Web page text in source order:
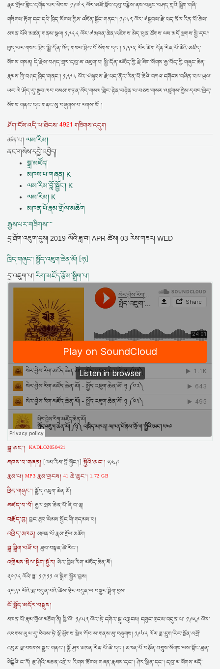
རྣམ་གྲོལ་གླིང་དགོན་པར་ཕེབས། ༡༩༧༨ ལོར་མཐོ་སློབ་དབུ་བརྙེས་ནས་བཟུང་བཤད་གྲྭའི་སྒྲིག་གཞི་
གཟིགས་རྟོག་དང་དཔེ་ཁྲིད་སོགས་ཀྱིས་འཛིན་སྐྱོང་གནང་། ༡༩༨༣ ལོར་༧སྐྱབས་རྗེ་པད་ནོར་རིན་པོ་ཆེས་
མཁན་པོའི་མཚན་གནས་སྩལ། ༡༩༨༨ ལོར་༧མཁན་ཆེན་འཇིགས་མེད་ཕུན་ཚོགས་ལས་མདོ་སྔགས་སྤྱི་དང་།
ཁྱད་པར་གསང་སྙིང་སྤྱི་དོན་འོད་གསལ་སྙིང་པོ་སོགས་དང་། ༡༩༩༢ ལོར་ཚིག་དོན་རིན་པོ་ཆེའི་མཛོད་
སོགས་གསན། དེ་རྗེས་བཤད་གྲྭར་དབུ་མ་འཇུག་པ། སྤྱི་དོན་མཛོད་ཀྱི་ལྡེ་མིག་སོགས་རྒྱ་བོད་ཀྱི་གཞུང་ཆེན་
རྣམས་ཀྱི་བཤད་ཁྲིད་གནང་། ༡༩༩༨ ལོར་༧སྐྱབས་རྗེ་པད་ནོར་རིན་པོ་ཆེའི་བཀའ་དགོངས་བཞིན་བལ་ཡུལ་
ཡང་ལེ་ཤོད་དུ་སྒྲུབ་ཁང་བསམ་གཏན་འོད་གསལ་གླིང་རྟེན་བརྟེན་པ་བཅས་གསར་འཛུགས་ཀྱིས་དབང་ཁྲིད་
སོགས་གནང་དང་གནང་སུ་བཞུགས་པ་ལགས་སོ། །
ཤོག་ངོས་འདི་ལ་ཐེངས་4921 གཟིགས་འདུག
ཚན་པ། ལམ་རིམ།
ནང་གསེས་དབྱེ་འབྱེད།
སྒྲ་མཛོད།
མཁས་པ་གཞན། K
ལམ་རིམ་བློ་སྦྱོང་། K
ལམ་རིམ། K
མཁན་པོ་རྣམ་གྲོལ་མཆོག
རྒྱས་པར་གཟིགས་་་་
དྲ་ཐོག་འཇུག་དུས། 2019 ལོའི་ཟླ་བ། APR ཚེས། 03 རེས་གཟའ། WED
ཁྲིད་གཞུང་། སྤྱོད་འཇུག་ཆེན་མོ། [ཉ]
དྲ་འཇུག་པ། རིག་མཛོད་རྩོམ་སྒྲིག་པ།
སྒྲ་ཨང་། KADLO2050421
མཁས་པ་གཞན། [ལམ་རིམ་བློ་སྦྱོང་།] སྤྱིའི་ཨང་། ༥༤༩
རྣམ་པ། MP3 རྣམ་གྲངས། 41 ཆེ་ཆུང་། 1.72 GB
ཁྲིད་གཞུང་། སྤྱོད་འཇུག་ཆེན་མོ།
མཛད་པ་པོ། རྒྱལ་སྲས་ཆེན་པོ་ཞི་བ་ལྷ།
བརྗོད་བྱ། བྱང་ཆུབ་སེམས་སྦྱོང་གི་གདམས་པ།
འཁྲིད་མཁན། མཁན་པོ་རྣམ་གྲོལ་མཆོག
སྒྲ་སྒྲིག་བཟོ་བ། ཐུབ་བསྟན་ཚེ་རིང་།
འགྲེམས་སྤེལ་སྒྲིག་སྦྱོར། སེར་བྱེས་རིག་མཛོད་ཆེན་མོ།
༢༠༡༨ ལོའི་ཟླ་ ༡༡།༡༡ ལ་སྒྲིག་སྦྱོར་བྱས།
༢༠༡༩ ལོའི་ཟླ་བདུན་པའི་ཚེས་ཉེར་བདུན་ལ་བསྐྱར་སྒྲིག་བྱས།
ངོ་སྤྲོད་མདོར་བསྡུས།
མཁན་པོ་རྣམ་གྲོལ་མཆོག་ནི། ཕྱི་ལོ་ ༡༩༥༣ ལོར་སྡེ་དགེར་སྐུ་འཁྲུངས། དགུང་གྲངས་བདུན་པ་ ༡༩༥༩ ལོར་
འཕགས་ཡུལ་དུ་ཕེབས་ཏེ་ལྷོ་ཕྱོགས་སྦེལ་ཀོབ་ས་གནས་སུ་བཞུགས། ༡༩༦༨ ལོར་ཟླ་དྲུག་རིང་སྔོན་འགྲོ་
འབུམ་ལྔ་བསགས་སྦྱང་གནང་། སྨྱོ་ཤུལ་མཁན་རིན་པོ་ཆེ་དང་། མཁན་པོ་བརྩོན་འགྲུས་སོགས་ལས་སྟོང་ཐུན་
སེངྒེའི་ང་རོ། རྩ་ཤེའི་མཆན་འགྲེལ། རིགས་ཚོགས་གཞན་རྣམས་དང་། ཤེར་ཕྱིན་དང་། དབུ་མ་སོགས་མདོ་